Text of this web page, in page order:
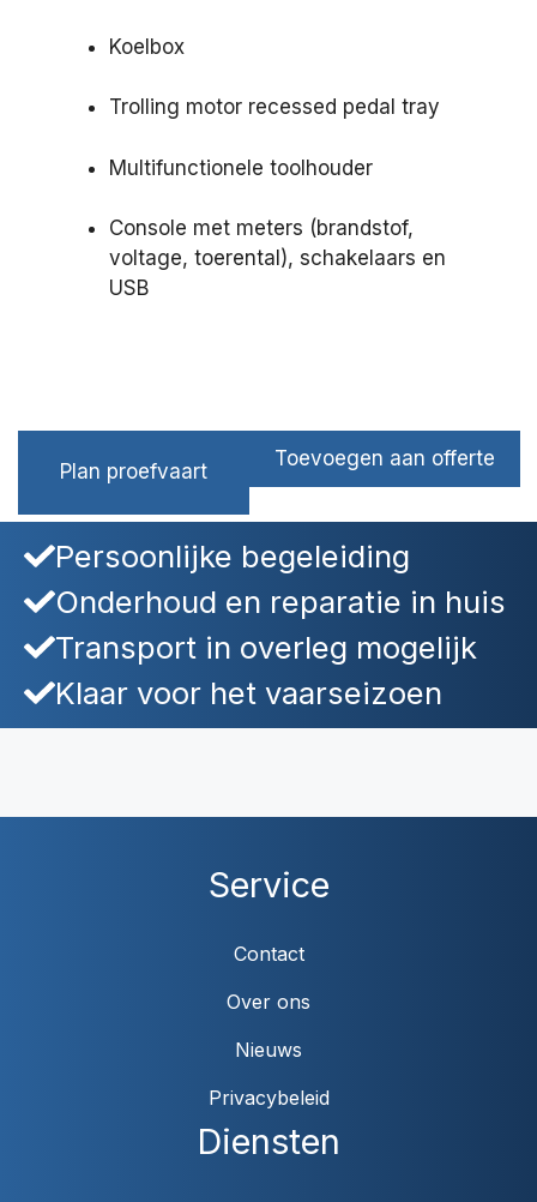
Koelbox
Trolling motor recessed pedal tray
Multifunctionele toolhouder
Console met meters (brandstof,
voltage, toerental), schakelaars en
USB
Plan proefvaart
Toevoegen aan offerte
Persoonlijke begeleiding
Onderhoud en reparatie in huis
Transport in overleg mogelijk
Klaar voor het vaarseizoen
Diensten
Service
Contact
Over ons
Nieuws
Privacybeleid